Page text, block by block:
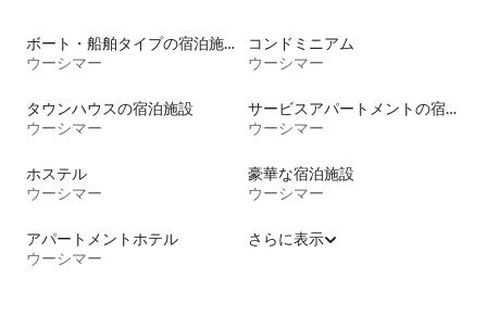
ボート・船舶タイプの宿泊施設
ウーシマー
コンドミニアム
ウーシマー
タウンハウスの宿泊施設
ウーシマー
サービスアパートメントの宿泊施設
ウーシマー
ホステル
ウーシマー
豪華な宿泊施設
ウーシマー
アパートメントホテル
ウーシマー
さらに表示